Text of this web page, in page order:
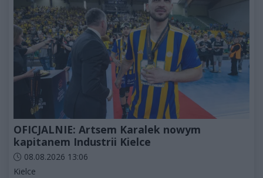
OFICJALNIE: Artsem Karalek nowym
kapitanem Industrii Kielce
Data dodania artykułu:
08.08.2026 13:06
Kategorie artykułu:
Kielce